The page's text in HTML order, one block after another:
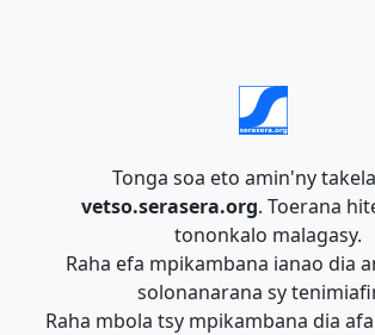
Tonga soa eto amin'ny
vetso.serasera.org. Toerana
tononkalo malagasy.
Raha efa mpikambana ianao dia
solonanarana sy
Raha mbola tsy mpikambana dia